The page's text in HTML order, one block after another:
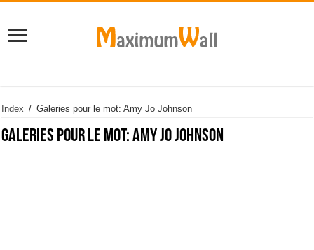
Index / Galeries pour le mot: Amy Jo Johnson
Galeries pour le mot:Amy Jo Johnson